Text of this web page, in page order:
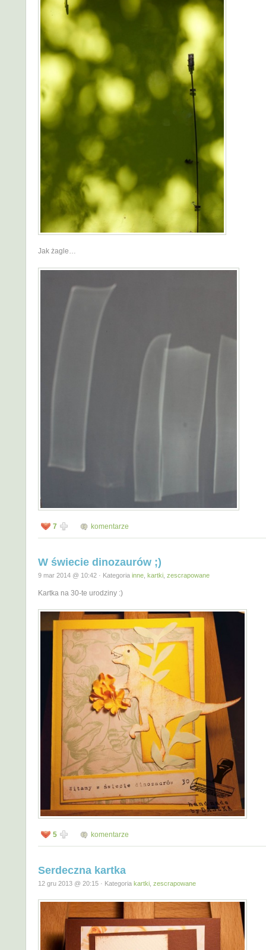
Jak żagle…
7 komentarze
W świecie dinozaurów ;)
9 mar 2014 @ 10:42 · Kategoria inne kartki zescrapowane
Kartka na 30-te urodziny :)
5 komentarze
Serdeczna kartka
12 gru 2013 @ 20:15 · Kategoria kartki zescrapowane